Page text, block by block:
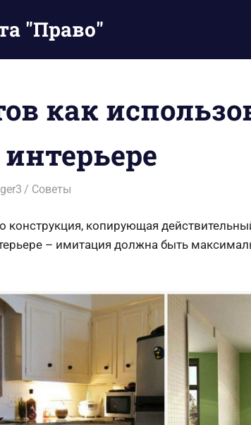
"Право"
как
Советы
конструкция, копирующая
– имитация должна быть